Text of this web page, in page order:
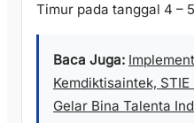
Timur pada tanggal 4 –
Baca Juga:
Kemdiktisaintek,
Gelar Bina Talenta